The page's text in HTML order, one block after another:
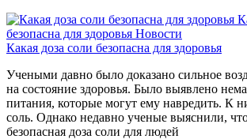
безопасна для здоровья Новости
Какая доза соли безопасна для здоровья
Учеными давно было доказано сильное
на состояние здоровья. Было выявлено
питания, которые могут ему навредить. К
соль. Однако недавно ученые выяснили,
безопасная доза соли для людей